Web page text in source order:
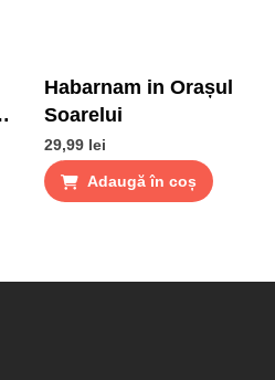
Habarnam in Orașul
Soarelui
29,99 lei
Adaugă în coș